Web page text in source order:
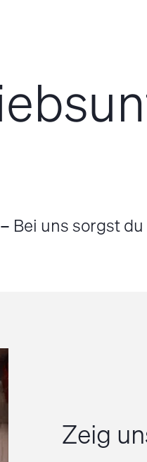
Bei uns sorgst
Zeig